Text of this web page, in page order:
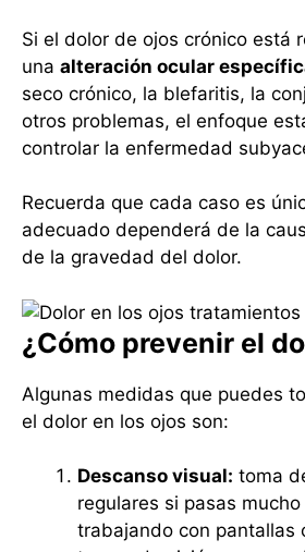
Si el dolor de ojos crónico está
una alteración ocular
seco crónico, la blefaritis, la
otros problemas, el enfoque
controlar la enfermedad
Recuerda que cada caso es
adecuado dependerá de la
de la gravedad del dolor.
¿Cómo prevenir el
Algunas medidas que puedes
el dolor en los ojos son:
Descanso visual: toma
regulares si pasas
trabajando con pantallas